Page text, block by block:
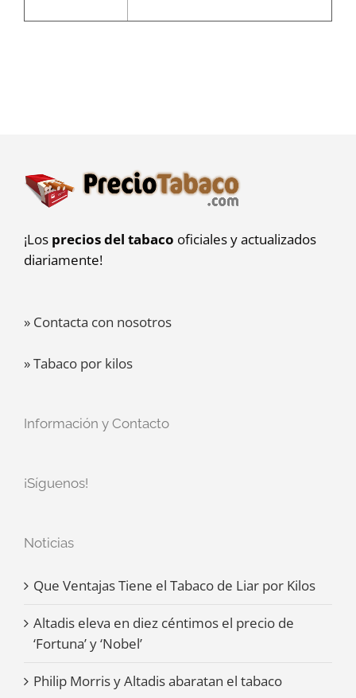
¡Los precios del tabaco oficiales y actualizados
diariamente!
» Contacta con nosotros
» Tabaco por kilos
Información y Contacto
¡Síguenos!
Noticias
Que Ventajas Tiene el Tabaco de Liar por Kilos
Altadis eleva en diez céntimos el precio de
‘Fortuna’ y ‘Nobel’
Philip Morris y Altadis abaratan el tabaco